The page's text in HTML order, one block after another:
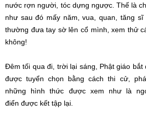
nước rợn người, tóc dựng ngược. Thế là
như sau đó mấy năm, vua, quan, tăng
thường đưa tay sờ lên cổ mình, xem thử
không!
Đêm tối qua đi, trời lại sáng, Phật giáo bắt
được tuyển chọn bằng cách thi cử,
những hình thức được xem nhưlà
điển được kết tập lại.